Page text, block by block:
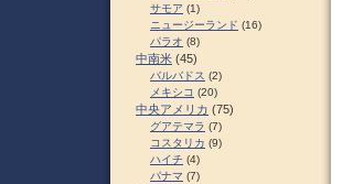
サモア (1)
ニュージーランド (16)
パラオ (8)
中南米 (45)
バルバドス (2)
メキシコ (20)
中央アメリカ (75)
グアテマラ (7)
コスタリカ (9)
ハイチ (4)
パナマ (7)